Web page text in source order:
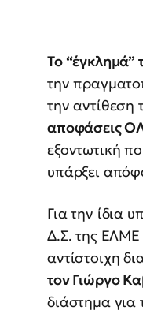
Το “έγκλημά”
την
την αντίθεση
αποφάσεις
εξοντωτική
υπάρξει
Για την ίδια
Δ.Σ. της ΕΛΜΕ
αντίστοιχη
τον Γιώργο
διάστημα για